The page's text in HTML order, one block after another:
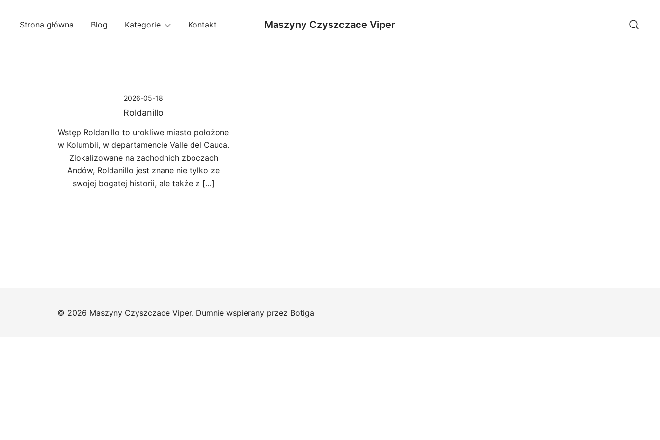
Strona główna Blog Kategorie Kontakt Maszyny Czyszczace Viper
2026-05-18
Roldanillo
Wstęp Roldanillo to urokliwe miasto położone
w Kolumbii, w departamencie Valle del Cauca.
Zlokalizowane na zachodnich zboczach
Andów, Roldanillo jest znane nie tylko ze
swojej bogatej historii, ale także z […]
© 2026 Maszyny Czyszczace Viper. Dumnie wspierany przez Botiga